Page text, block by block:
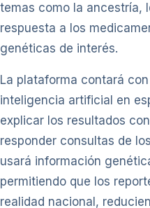
temas como la ancestría,
respuesta a los
genéticas de interés.
La plataforma contará
inteligencia artificial en
explicar los resultados
responder consultas de
usará información
permitiendo que los
realidad nacional,